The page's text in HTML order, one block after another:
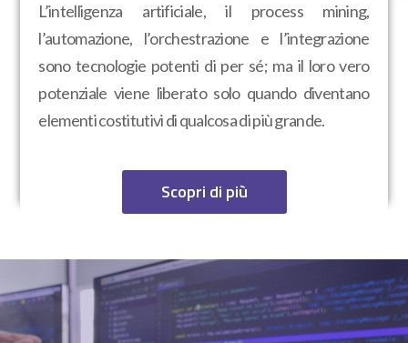
L’intelligenza artificiale, il process mining,
l’automazione, l’orchestrazione e l’integrazione
sono tecnologie potenti di per sé; ma il loro vero
potenziale viene liberato solo quando diventano
elementi costitutivi di qualcosa di più grande.
Scopri di più